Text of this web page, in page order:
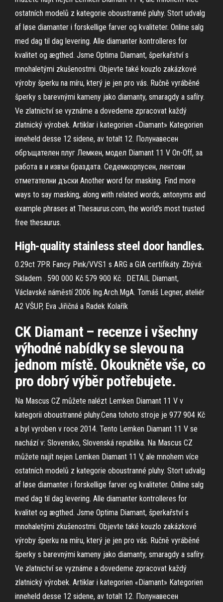
ostatních modelů z kategorie oboustranné pluhy. Stort udvalg
af løse diamanter i forskellige farver og kvaliteter. Online salg
med dag til dag levering. Alle diamanter kontrolleres for
kvalitet og ægthed. Jsme Optima Diamant, šperkařství s
mnohaletými zkušenostmi. Objevte také kouzlo zakázkové
výroby šperku na míru, který je jen pro vás. Ručně vyráběné
šperky s barevnými kameny jako diamanty, smaragdy a safíry.
Ve zlatnictví se vyznáme a dovedeme zpracovat každý
zlatnický výrobek. Artiklar i kategorien «Diamant» Kategorien
inneheld desse 12 sidene, av totalt 12. Полунавесен
обръщателен плуг Лемкен, модел Diamant 11 V On-Off, за
работа в и извън браздата. Седемкорпусен, лентови
отметателни дъски Another word for masking. Find more
ways to say masking, along with related words, antonyms and
example phrases at Thesaurus.com, the world's most trusted
free thesaurus.
High-quality stainless steel door handles.
0.29ct 7PR Fancy Pink/VVS1 s ARG a GIA certifikáty. Zbývá:
Skladem . 590 000 Kč 579 900 Kč . DETAIL Diamant,
Václavské náměstí 2006 Ing.Arch.MgA. Tomáš Legner, ateliér
A2 VŠUP, Eva Jiřičná a Radek Kolařík
CK Diamant – recenze i všechny
výhodné nabídky se slevou na
jednom místě. Okoukněte vše, co
pro dobrý výběr potřebujete.
Na Mascus CZ můžete nalézt Lemken Diamant 11 V v
kategorii oboustranné pluhy.Cena tohoto stroje je 977 904 Kč
a byl vyroben v roce 2014. Tento Lemken Diamant 11 V se
nachází v: Slovensko, Slovenská republika. Na Mascus CZ
můžete najít nejen Lemken Diamant 11 V, ale mnohem více
ostatních modelů z kategorie oboustranné pluhy. Stort udvalg
af løse diamanter i forskellige farver og kvaliteter. Online salg
med dag til dag levering. Alle diamanter kontrolleres for
kvalitet og ægthed. Jsme Optima Diamant, šperkařství s
mnohaletými zkušenostmi. Objevte také kouzlo zakázkové
výroby šperku na míru, který je jen pro vás. Ručně vyráběné
šperky s barevnými kameny jako diamanty, smaragdy a safíry.
Ve zlatnictví se vyznáme a dovedeme zpracovat každý
zlatnický výrobek. Artiklar i kategorien «Diamant» Kategorien
inneheld desse 12 sidene, av totalt 12. Полунавесен